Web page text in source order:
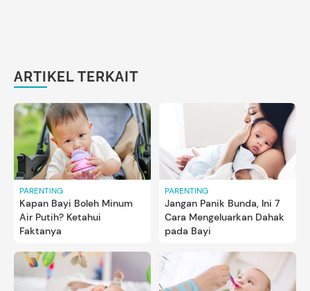
ARTIKEL TERKAIT
PARENTING
Kapan Bayi Boleh Minum
Air Putih? Ketahui
Faktanya
PARENTING
Jangan Panik Bunda, Ini 7
Cara Mengeluarkan Dahak
pada Bayi